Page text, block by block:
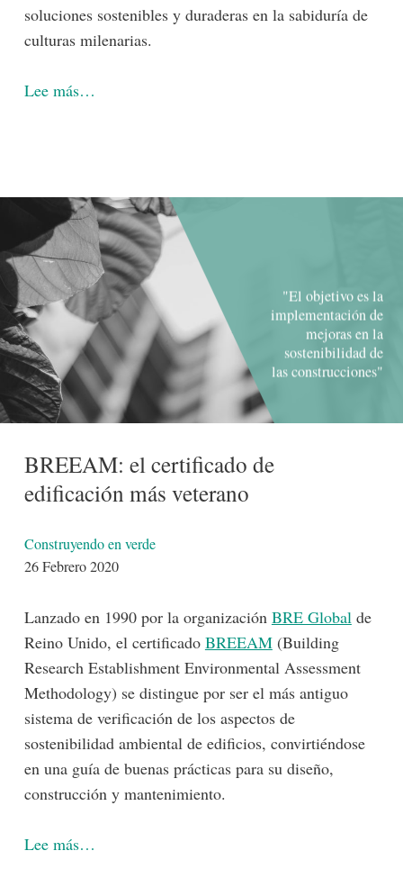
soluciones sostenibles y duraderas en la sabiduría de
culturas milenarias.
Lee más…
"El objetivo es la
implementación de
mejoras en la
sostenibilidad de
las construcciones"
BREEAM: el certificado de
edificación más veterano
DetallesConstruyendo en verde
26 Febrero 2020
Lanzado en 1990 por la organización BRE Global de
Reino Unido, el certificado BREEAM(Building
Research Establishment Environmental Assessment
Methodology) se distingue por ser el más antiguo
sistema de verificación de los aspectos de
sostenibilidad ambiental de edificios, convirtiéndose
en una guía de buenas prácticas para su diseño,
construcción y mantenimiento.
Lee más…
-lógico